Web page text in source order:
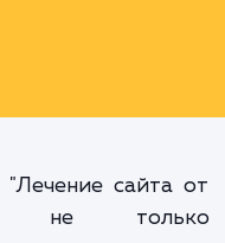
сохраняя
и